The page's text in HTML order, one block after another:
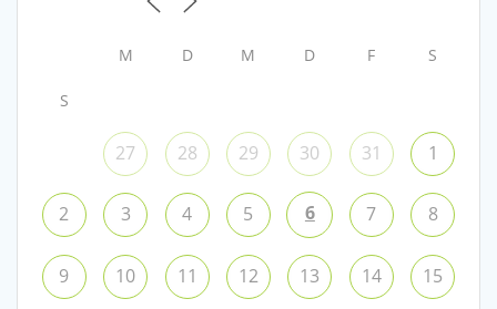
M D M D F S
S
27 28 29 30 31 1
2 3 4 5 6 7 8
9 10 11 12 13 14 15